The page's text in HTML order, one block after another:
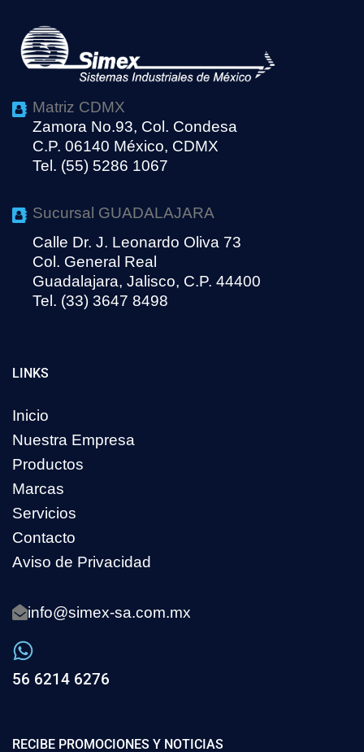
Matriz CDMX
Zamora No.93, Col. Condesa
C.P. 06140 México, CDMX
Tel. (55) 5286 1067
Sucursal GUADALAJARA
Calle Dr. J. Leonardo Oliva 73
Col. General Real
Guadalajara, Jalisco, C.P. 44400
Tel. (33) 3647 8498
LINKS
Inicio
Nuestra Empresa
Productos
Marcas
Servicios
Contacto
Aviso de Privacidad
info@simex-sa.com.mx
56 6214 6276
RECIBE PROMOCIONES Y NOTICIAS